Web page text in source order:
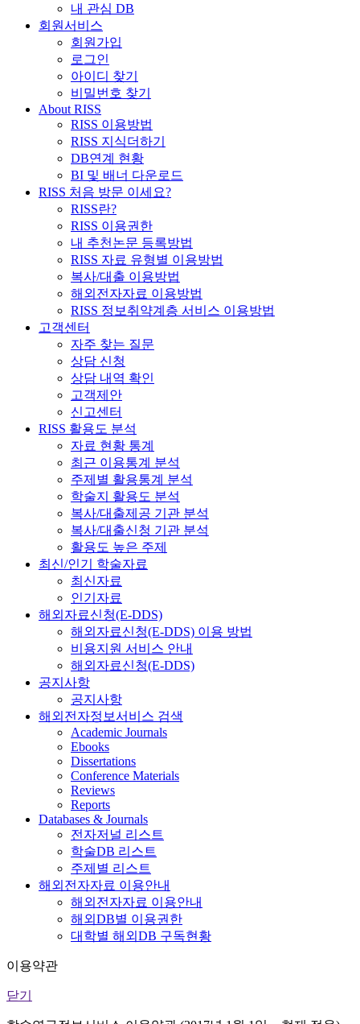
내 관심 DB
회원서비스
회원가입
로그인
아이디 찾기
비밀번호 찾기
About RISS
RISS 이용방법
RISS 지식더하기
DB연계 현황
BI 및 배너 다운로드
RISS 처음 방문 이세요?
RISS란?
RISS 이용권한
내 추천논문 등록방법
RISS 자료 유형별 이용방법
복사/대출 이용방법
해외전자자료 이용방법
RISS 정보취약계층 서비스 이용방법
고객센터
자주 찾는 질문
상담 신청
상담 내역 확인
고객제안
신고센터
RISS 활용도 분석
자료 현황 통계
최근 이용통계 분석
주제별 활용통계 분석
학술지 활용도 분석
복사/대출제공 기관 분석
복사/대출신청 기관 분석
활용도 높은 주제
최신/인기 학술자료
최신자료
인기자료
해외자료신청(E-DDS)
해외자료신청(E-DDS) 이용 방법
비용지원 서비스 안내
해외자료신청(E-DDS)
공지사항
공지사항
해외전자정보서비스 검색
Academic Journals
Ebooks
Dissertations
Conference Materials
Reviews
Reports
Databases & Journals
전자저널 리스트
학술DB 리스트
주제별 리스트
해외전자자료 이용안내
해외전자자료 이용안내
해외DB별 이용권한
대학별 해외DB 구독현황
이용약관
닫기